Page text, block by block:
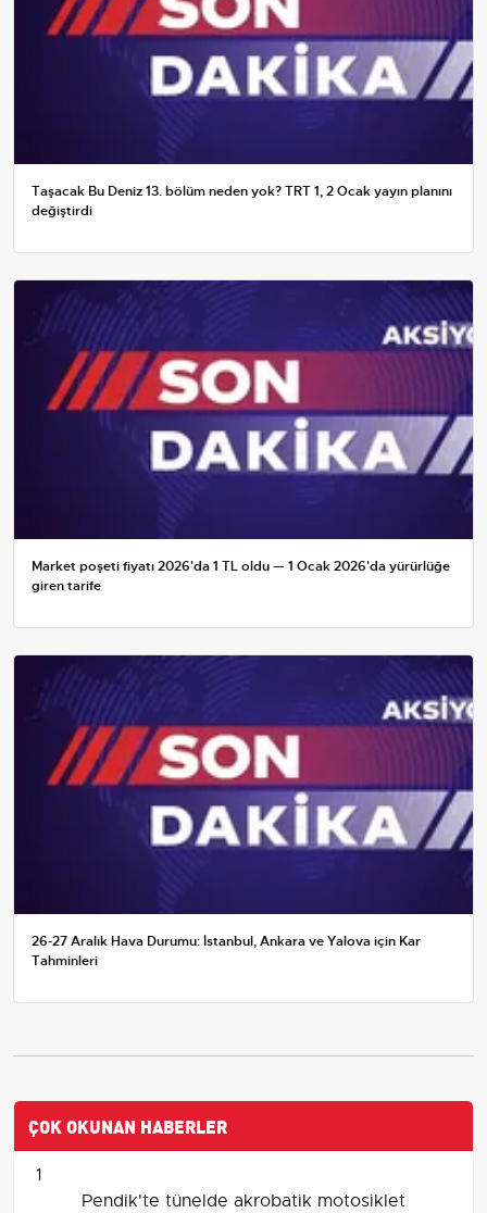
Taşacak Bu Deniz 13. bölüm neden yok? TRT 1, 2 Ocak yayın planını
değiştirdi
Market poşeti fiyatı 2026'da 1 TL oldu — 1 Ocak 2026'da yürürlüğe
giren tarife
26-27 Aralık Hava Durumu: İstanbul, Ankara ve Yalova için Kar
Tahminleri
ÇOK OKUNAN HABERLER
1
Pendik'te tünelde akrobatik motosiklet